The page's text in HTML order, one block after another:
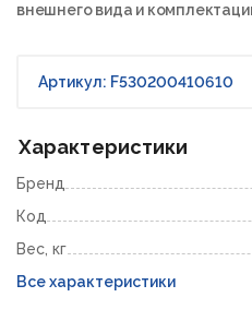
внешнего вида и
Артикул: F530200410610
Характеристики
Бренд
Код
Вес, кг
Все характеристики